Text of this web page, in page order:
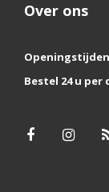
Over ons
Bestel 24 u per